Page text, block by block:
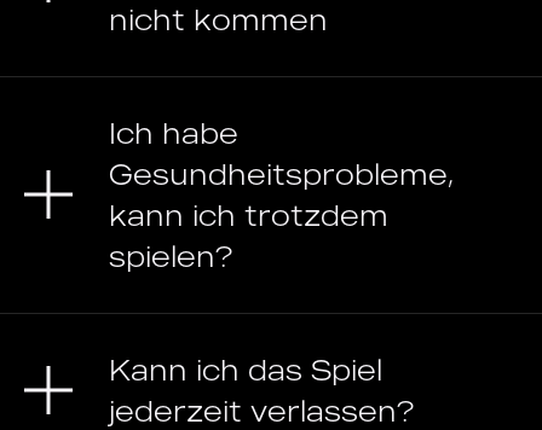
nicht kommen
Ich habe
Gesundheitsprobleme,
kann ich trotzdem
spielen?
Kann ich das Spiel
jederzeit verlassen?